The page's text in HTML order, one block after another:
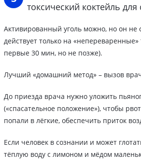
токсический коктейль для
Активированный уголь можно, но он не
действует только на
первые 30 мин, но не позже).
Лучший «домашний метод» – вызов
До приезда врача нужно уложить
(«спасательное положение»), чтобы
попали в лёгкие, обеспечить приток
Если человек в сознании и может
тёплую воду с лимоном и мёдом